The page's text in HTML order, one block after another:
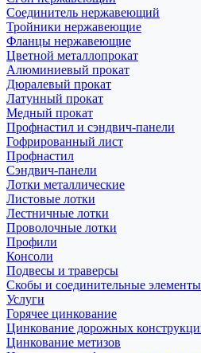
Соединитель нержавеющий
Тройники нержавеющие
Фланцы нержавеющие
Цветной металлопрокат
Алюминиевый прокат
Дюралевый прокат
Латунный прокат
Медный прокат
Профнастил и сэндвич-панели
Гофрированный лист
Профнастил
Сэндвич-панели
Лотки металлические
Листовые лотки
Лестничные лотки
Проволочные лотки
Профили
Консоли
Подвесы и траверсы
Скобы и соединительные элементы
Услуги
Горячее цинкование
Цинкование дорожных
Цинкование метизов